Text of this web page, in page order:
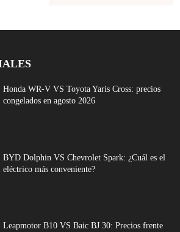
Honda WR-V VS Toyota Yaris Cross: precios
congelados en agosto 2026
BYD Dolphin VS Chevrolet Spark: ¿Cuál es el
eléctrico más conveniente?
Leapmotor B10 VS Baic BJ 30: Precios frente